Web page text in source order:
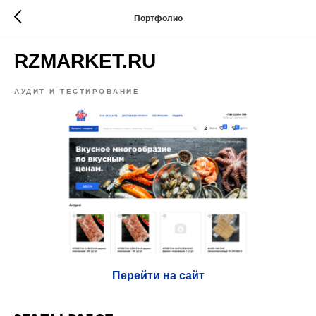
Портфолио
RZMARKET.RU
АУДИТ И ТЕСТИРОВАНИЕ
Перейти на сайт